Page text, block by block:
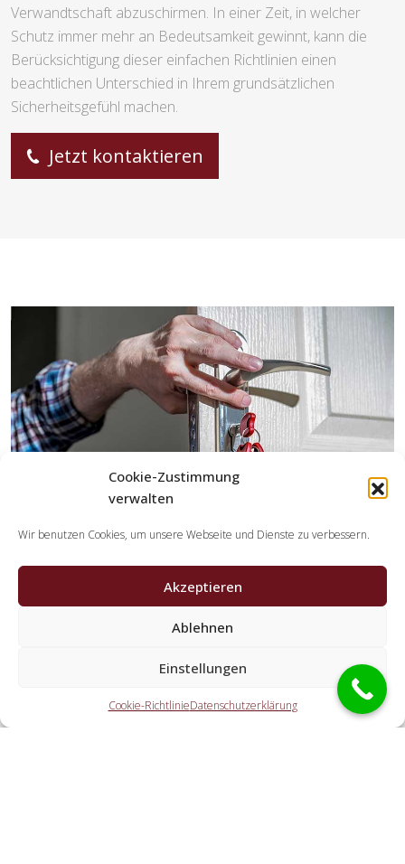
Cookie-Zustimmung
verwalten
Wir benutzen Cookies, um unsere Webseite und Dienste zu verbessern.
Akzeptieren
Ablehnen
Einstellungen
Cookie-RichtlinieDatenschutzerklärung
Verwandtschaft abzuschirmen. In einer Zeit, in welcher
Schutz immer mehr an Bedeutsamkeit gewinnt, kann die
Berücksichtigung dieser einfachen Richtlinien einen
beachtlichen Unterschied in Ihrem grundsätzlichen
Sicherheitsgefühl machen.
Jetzt kontaktieren
Welche Leistungen übernehmen die
Die Kooperationspartner übernehmen jegliche Tätigkeiten,
welche Sie von einem Schlüssel-Notdienst erwarten. Dazu